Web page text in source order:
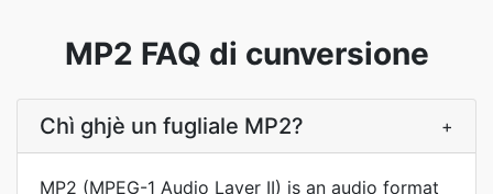
MP2 FAQ di cunversione
Chì ghjè un fugliale MP2? +
MP2 (MPEG-1 Audio Layer II) is an audio format